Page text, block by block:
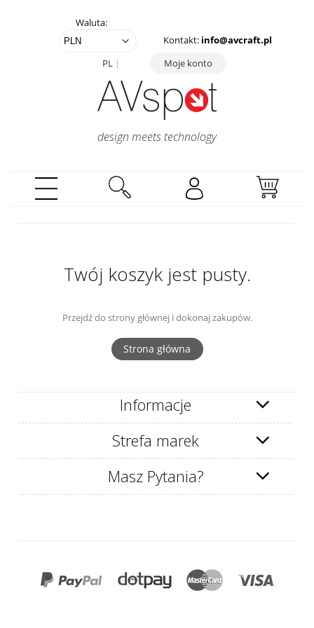
Waluta:
Kontakt: info@avcraft.pl
PL
Moje konto
design meets technology
Twój koszyk jest pusty.
Przejdź do strony głównej i dokonaj zakupów.
Strona główna
Informacje
Strefa marek
Masz Pytania?